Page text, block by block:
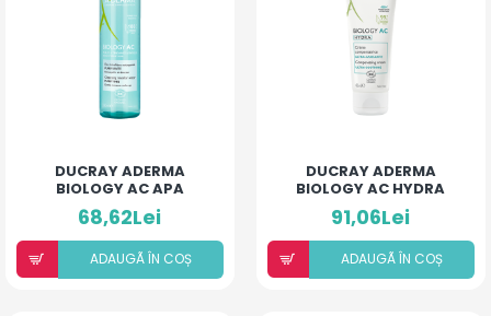
DUCRAY ADERMA
BIOLOGY AC APA
MICELARA
PURIFICATOARE 200ML
68,62Lei
ADAUGÃ ÎN COȘ
DUCRAY ADERMA
BIOLOGY AC HYDRA
CREMA
COMPENSATOARE
ULTRA CALM
91,06Lei
ADAUGÃ ÎN COȘ